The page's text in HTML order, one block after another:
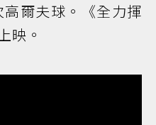
爾夫球。《全力揮
映。